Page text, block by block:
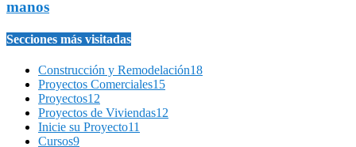
manos
Secciones más visitadas
Construcción y Remodelación18
Proyectos Comerciales15
Proyectos12
Proyectos de Viviendas12
Inicie su Proyecto11
Cursos9